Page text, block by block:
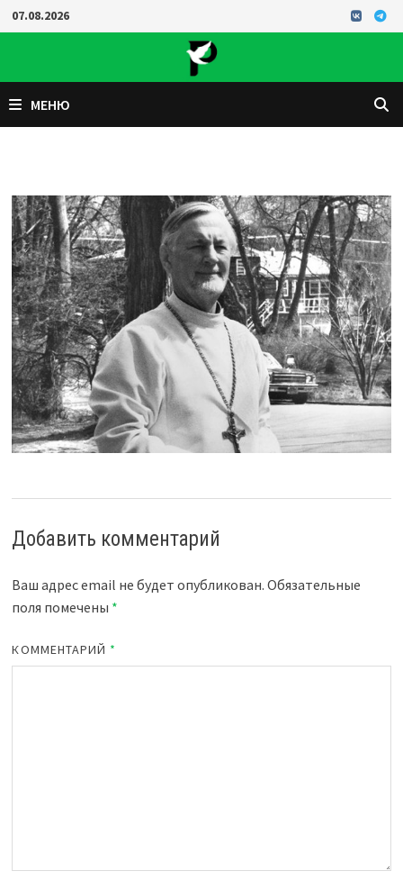
Перейти
к
07.08.2026
МЕНЮ
Добавить комментарий
Ваш адрес email не будет опубликован. Обязательные
поля помечены *
КОММЕНТАРИЙ *